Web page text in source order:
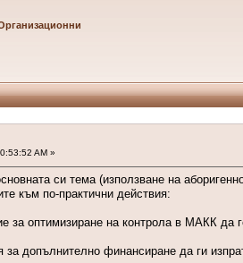
AM »
си тема (използване на
към по-практични действия:
за оптимизиране на контрола в МАКК да
за допълнително финансиране да ги